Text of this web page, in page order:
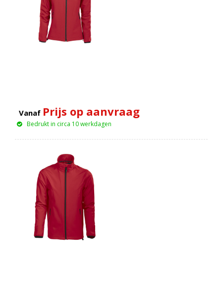
Vanaf Prijs op aanvraag
Bedrukt in circa 10 werkdagen